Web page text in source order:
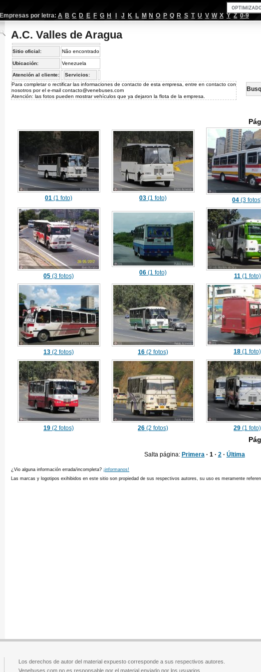
Empresas por letra: A B C D E F G H J K L M N O P Q R S T U V W X Y Z 0-9
A.C. Valles de Aragua
Sitio oficial: Não encontrado
Ubicación: Venezuela
Atención al cliente:
Servicios:
Para completar o rectificar las informaciones de contacto de esta empresa, entre en contacto con
nosotros por el e-mailcontacto@venebuses.com
Atención: las fotos pueden mostrar vehículos que ya dejaron la flota de la empresa.
01 (1 foto) 03 (1 foto) 04 (3
05 (3 fotos) 06 (1 foto) 11(1 foto)
13 (2 fotos) 16 (2 fotos) 18 (1 foto)
19 (2 fotos) 26 (2 fotos) 29 (1 foto)
Salta página: Primera· 1 · 2· Última
¿Vio alguna información errada/incompleta? ¡informanos!
Las marcas y logotipos exihibidos en este sitio son propiedad de sus respectivos autores, su uso es meramente
Los derechos de autor del material expuesto corresponde a sus respectivos autores.
Venebuses.com no es responsable por el material enviado por los usuarios.